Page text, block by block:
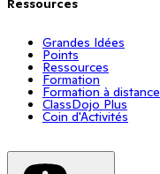
Ressources
Grandes Idées
Points
Ressources
Formation
Formation à distance
ClassDojo Plus
Coin d'Activités